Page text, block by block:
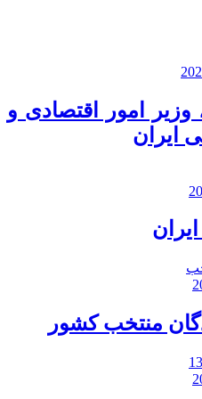
امور اقتصادی و
ایران
منتخب کشور